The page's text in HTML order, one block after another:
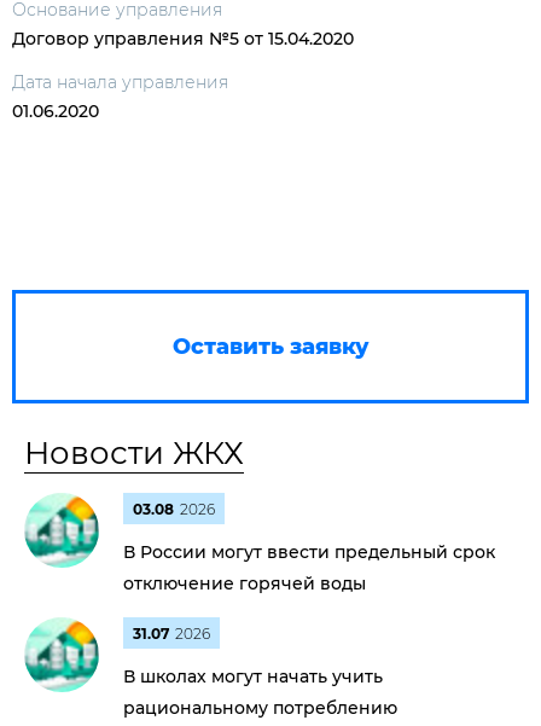
Основание управления
Договор управления №5 от 15.04.2020
Дата начала управления
01.06.2020
Оставить заявку
Новости ЖКХ
03.08 2026
В России могут ввести предельный срок
отключение горячей воды
31.07 2026
В школах могут начать учить
рациональному потреблению